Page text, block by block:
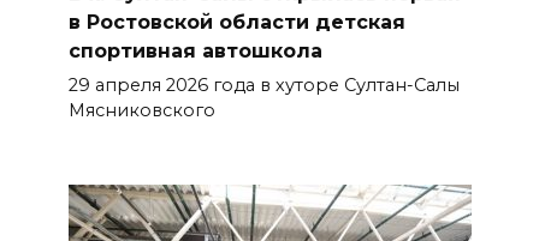
в Ростовской области детская
спортивная автошкола
29 апреля 2026 года в хуторе Султан-Салы
Мясниковского